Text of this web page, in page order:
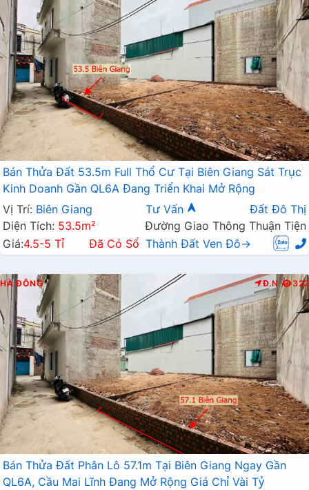
Bán Thửa Đất 53.5m Full Thổ Cư Tại Biên Giang Sát Trục
Kinh Doanh Gần QL6A Đang Triển Khai Mở Rộng
Vị Trí: Biên Giang Tư Vấn
Đất Đô Thị
Diện Tích: 53.5m²
Đường Giao Thông Thuận Tiện
Giá:4.5-5 Tỉ Đã Có Sổ Thành Đất Ven Đô→
HÀ ĐÔNG Đ.N 322
Bán Thửa Đất Phân Lô 57.1m Tại Biên Giang Ngay Gần
QL6A, Cầu Mai Lĩnh Đang Mở Rộng Giá Chỉ Vài Tỷ